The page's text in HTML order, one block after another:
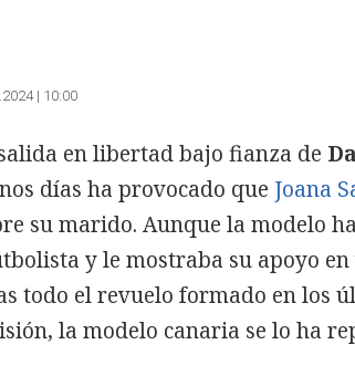
| 10:00
en libertad bajo fianza de
días ha provocado que Joana
su marido. Aunque la modelo
y le mostraba su apoyo en
todo el revuelo formado en los
la modelo canaria se lo ha